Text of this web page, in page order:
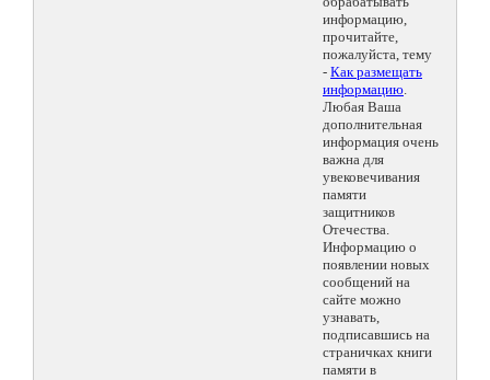
информацию,
прочитайте,
пожалуйста, тему
- Как размещать
информацию.
Любая Ваша
дополнительная
информация очень
важна для
увековечивания
памяти
защитников
Отечества.
Информацию о
появлении новых
сообщений на
сайте можно
узнавать,
подписавшись на
страничках книги
памяти в